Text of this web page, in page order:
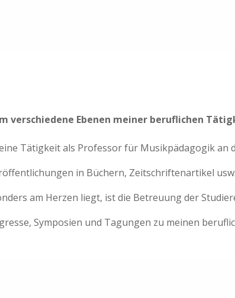
verschiedene Ebenen meiner beruflichen
Tätigkeit als Professor für Musikpädagogik an
in Büchern, Zeitschriftenartikel usw.
am Herzen liegt, ist die Betreuung der
Symposien und Tagungen zu meinen